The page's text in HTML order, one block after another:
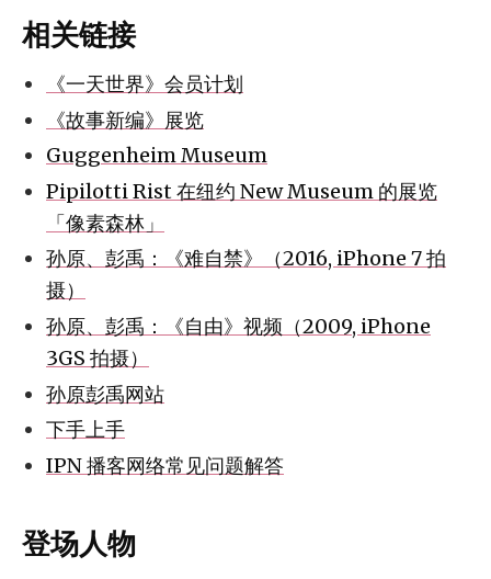
相关链接
《一天世界》会员计划
《故事新编》展览
Guggenheim Museum
Pipilotti Rist 在纽约 New Museum 的展览
「像素森林」
孙原、彭禹：《难自禁》（2016, iPhone 7 拍
摄）
孙原、彭禹：《自由》视频（2009, iPhone
3GS 拍摄）
孙原彭禹网站
下手上手
IPN 播客网络常见问题解答
登场人物